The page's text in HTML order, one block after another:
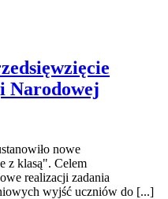
Narodowej
nowe
z klasą". Celem
realizacji zadania
wyjść uczniów do [...]